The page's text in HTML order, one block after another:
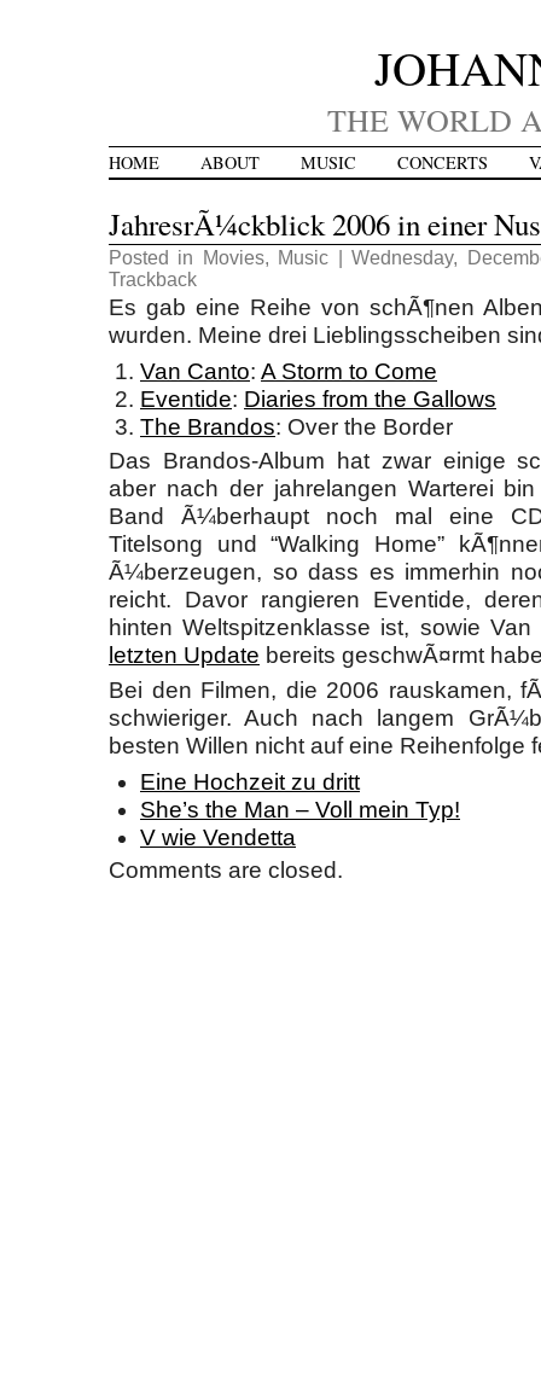
THE WORLD
HOME ABOUT MUSIC CONCERTS
JahresrÃ¼ckblick 2006 in einer
Posted in Movies, Music | Wednesday,
Trackback
Es gab eine Reihe von schÃ¶nen
wurden. Meine drei Lieblingsscheiben
Van Canto: A Storm to Come
Eventide: Diaries from the Gallows
The Brandos: Over the Border
Das Brandos-Album hat zwar einige
aber nach der jahrelangen Warterei
Band Ã¼berhaupt noch mal eine
Titelsong und “Walking Home”
Ã¼berzeugen, so dass es immerhin
reicht. Davor rangieren Eventide,
hinten Weltspitzenklasse ist, sowie
letzten Update bereits geschwÃ¤rmt
Bei den Filmen, die 2006 rauskamen,
schwieriger. Auch nach langem
besten Willen nicht auf eine Reihenfolge
Eine Hochzeit zu dritt
She’s the Man – Voll mein Typ!
V wie Vendetta
Comments are closed.